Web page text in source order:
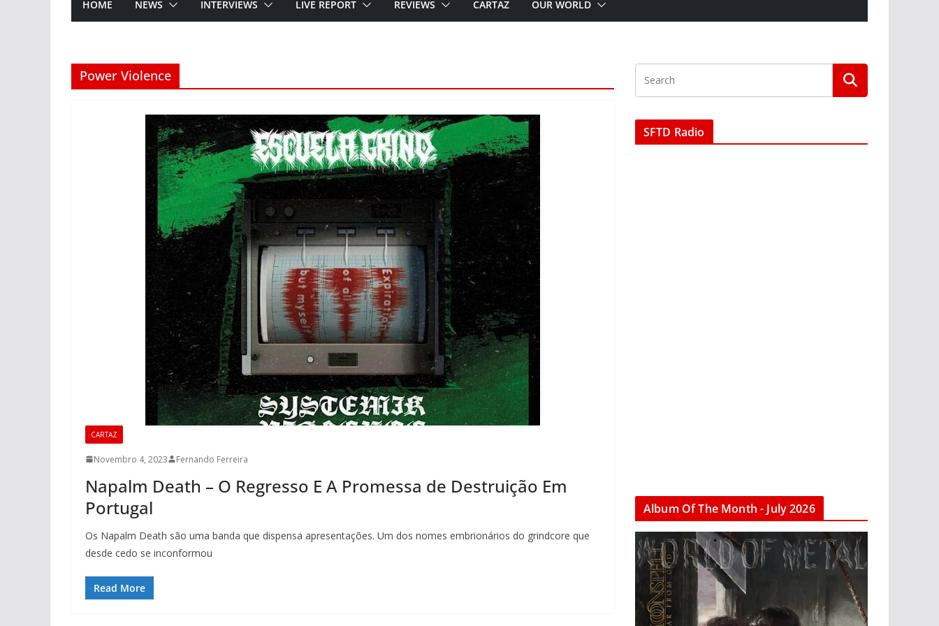
HOME NEWS INTERVIEWS LIVE REPORT REVIEWS CARTAZ OUR WORLD
Power Violence
CARTAZ
Novembro 4, 2023 Fernando Ferreira
Napalm Death – O Regresso E A Promessa de Destruição Em
Portugal
Os Napalm Death são uma banda que dispensa apresentações. Um dos nomes embrionários do grindcore que
desde cedo se inconformou
Read More
SFTD Radio
Album Of The Month - July 2026